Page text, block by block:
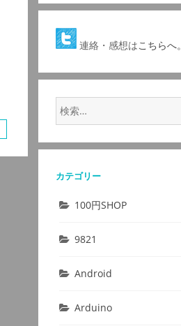
連絡・感想はこちらへ。
カテゴリー
100円SHOP
9821
Android
Arduino